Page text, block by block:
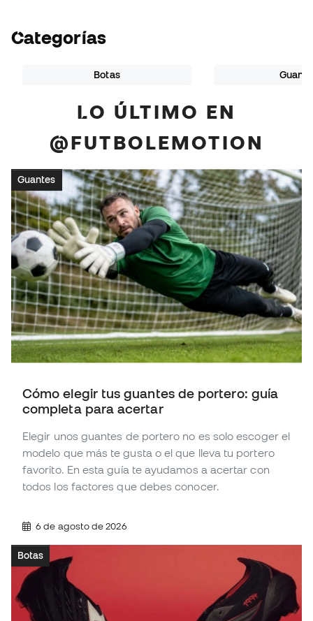
Categorías
Botas
LO ÚLTIMO EN
@FUTBOLEMOTION
Guantes
Cómo elegir tus guantes de portero: guía
completa para acertar
Elegir unos guantes de portero no es solo escoger el
modelo que más te gusta o el que lleva tu portero
favorito. En esta guía te ayudamos a acertar con
todos los factores que debes conocer.
6 de agosto de 2026
Botas